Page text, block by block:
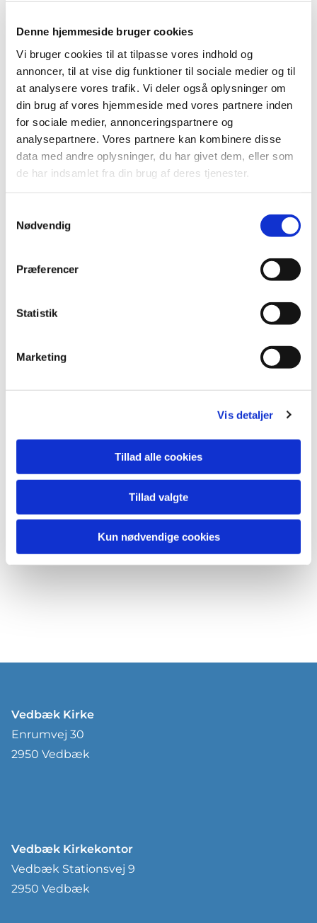
Denne hjemmeside bruger cookies
Vi bruger cookies til at tilpasse vores indhold og
annoncer, til at vise dig funktioner til sociale medier og til
at analysere vores trafik. Vi deler også oplysninger om
din brug af vores hjemmeside med vores partnere inden
for sociale medier, annonceringspartnere og
analysepartnere. Vores partnere kan kombinere disse
data med andre oplysninger, du har givet dem, eller som
de har indsamlet fra din brug af deres tjenester.
Nødvendig
Præferencer
Statistik
Marketing
Vis detaljer
Tillad alle cookies
Tillad valgte
Kun nødvendige cookies
Du vil måske også kunne
Vedbæk Kirke
Enrumvej 30
2950 Vedbæk
Vedbæk Kirkekontor
Vedbæk Stationsvej 9
2950 Vedbæk